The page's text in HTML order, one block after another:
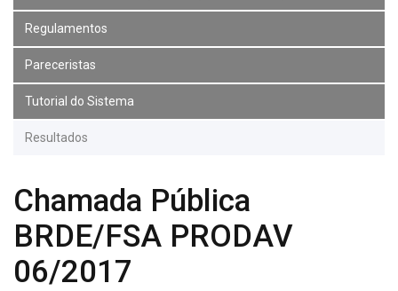
Regulamentos
Pareceristas
Tutorial do Sistema
Resultados
Chamada Pública
BRDE/FSA PRODAV
06/2017